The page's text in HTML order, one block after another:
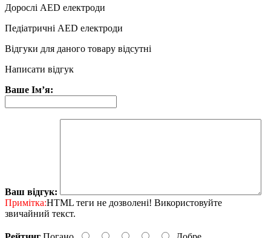
Дорослі AED електроди
Педіатричні AED електроди
Відгуки для даного товару відсутні
Написати відгук
Ваше Ім’я:
Ваш відгук:
Примітка:HTML теги не дозволені! Використовуйте
звичайний текст.